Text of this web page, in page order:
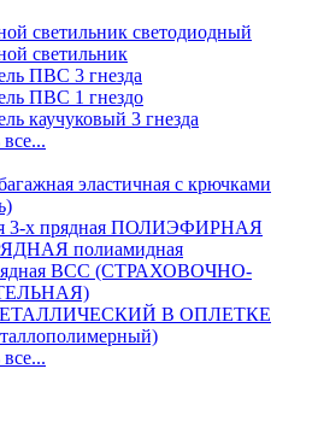
светильник светодиодный
светильник
ПВС 3 гнезда
ПВС 1 гнездо
каучуковый 3 гнезда
эластичная с крючками
3-х прядная ПОЛИЭФИРНАЯ
полиамидная
ВСС (СТРАХОВОЧНО-
В ОПЛЕТКЕ